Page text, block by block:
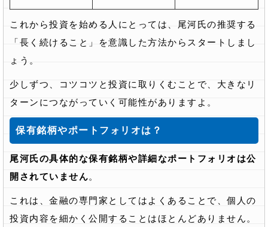
これから投資を始める人にとっては、尾河氏の推奨する
「長く続けること」を意識した方法からスタートしまし
ょう。
少しずつ、コツコツと投資に取りくむことで、大きなリ
ターンにつながっていく可能性がありますよ。
保有銘柄やポートフォリオは？
尾河氏の具体的な保有銘柄や詳細なポートフォリオは公
開されていません。
これは、金融の専門家としてはよくあることで、個人の
投資内容を細かく公開することはほとんどありません。